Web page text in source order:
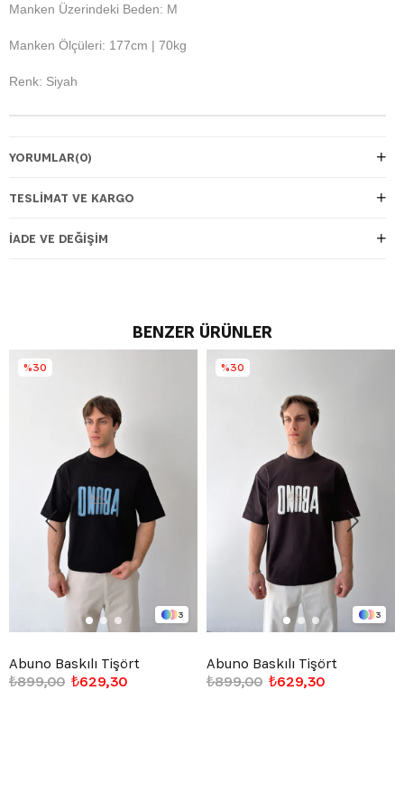
Manken Üzerindeki Beden: M
Manken Ölçüleri: 177cm | 70kg
Renk: Siyah
YORUMLAR(0)
TESLIMAT VE KARGO
İADE VE DEĞIŞIM
BENZER ÜRÜNLER
3
Abuno Baskılı Tişört
₺629,30
₺899,00
%30
3
Abuno Baskılı Tişört
₺629,30
₺899,00
%30